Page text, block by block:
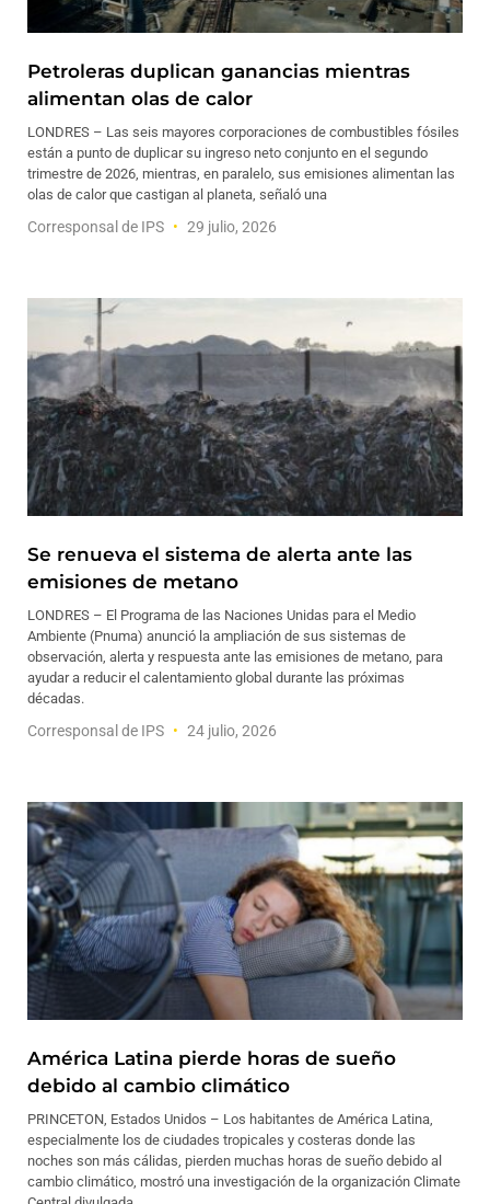
Petroleras duplican ganancias mientras
alimentan olas de calor
LONDRES – Las seis mayores corporaciones de combustibles fósiles
están a punto de duplicar su ingreso neto conjunto en el segundo
trimestre de 2026, mientras, en paralelo, sus emisiones alimentan las
olas de calor que castigan al planeta, señaló una
Corresponsal de IPS 29 julio, 2026
Se renueva el sistema de alerta ante las
emisiones de metano
LONDRES – El Programa de las Naciones Unidas para el Medio
Ambiente (Pnuma) anunció la ampliación de sus sistemas de
observación, alerta y respuesta ante las emisiones de metano, para
ayudar a reducir el calentamiento global durante las próximas
décadas.
Corresponsal de IPS 24 julio, 2026
América Latina pierde horas de sueño
debido al cambio climático
PRINCETON, Estados Unidos – Los habitantes de América Latina,
especialmente los de ciudades tropicales y costeras donde las
noches son más cálidas, pierden muchas horas de sueño debido al
cambio climático, mostró una investigación de la organización Climate